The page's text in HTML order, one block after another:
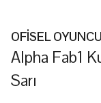
OFİSEL
Alpha Fab1
Sarı